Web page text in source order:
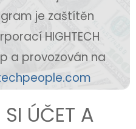
je zaštítěn
HIGHTECH
a provozován na
ÚČET A